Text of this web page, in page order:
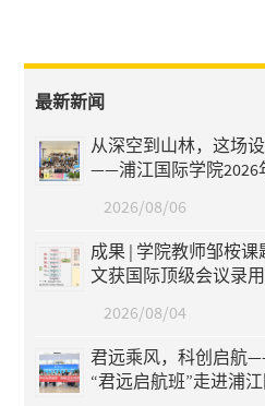
最新新闻
从深空到山林，这场
——浦江国际学院2026
2026/08/06
成果 | 学院教师邹桉
文获国际顶级会议录用
2026/08/04
君远乘风，科创启航
“君远启航班”走进浦